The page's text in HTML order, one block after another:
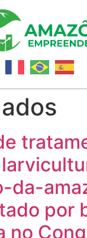
da-
por
no